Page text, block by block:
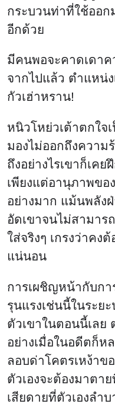
กระบวนท่าที่ใช้ออก
อีกด้วย
มีคนพอจะคาดเดา
จากไปแล้ว ตำแหน่
กัวเฮ่าหราน!
หนิวโหย่วเต้าตกใจ
มองไม่ออกถึงความ
ถึงอย่างไรเขาก็เค
เพียงแต่อานุภาพขอ
อย่างมาก แม้นพลัง
อัดเขาจนไม่สามา
ใส่จริงๆ เกรงว่าคง
แน่นอน
การเผชิญหน้ากับก
รุนแรงเช่นนี้ในระย
ตัวเขาในตอนนี้เลย
อย่างเมื่อในอดีตก็ห
ลอบด่าโคตรเหง้าข
ตัวเองจะต้องมาตา
เสียดายที่ตัวเองลำ